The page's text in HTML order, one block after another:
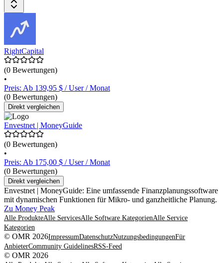
RightCapital
(0 Bewertungen)
•
Preis: Ab 139,95 $ / User / Monat
(0 Bewertungen)
Direkt vergleichen
Envestnet | MoneyGuide
(0 Bewertungen)
•
Preis: Ab 175,00 $ / User / Monat
(0 Bewertungen)
Direkt vergleichen
Envestnet | MoneyGuide: Eine umfassende Finanzplanungssoftware
mit dynamischen Funktionen für Mikro- und ganzheitliche Planung.
Zu Money Peak
Alle ProdukteAlle ServicesAlle Software KategorienAlle Service
Kategorien
© OMR 2026ImpressumDatenschutzNutzungsbedingungenFür
AnbieterCommunity GuidelinesRSS-Feed
© OMR 2026